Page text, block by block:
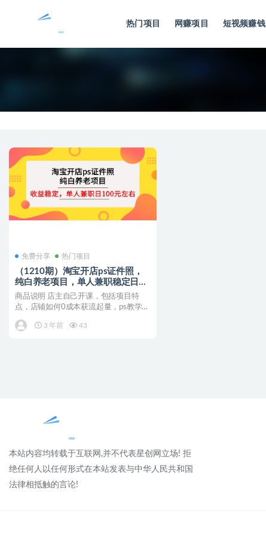
热门项目 网赚项目 短视频赚钱
免费分享 热门项目
（1210期）淘宝开店ps证件照，
纯白养老项目，单人兼职稳定日
100元 (教程+软件+素材)
商品说明 店主自己开课，包括项目特
点，店铺如何0成本获流起量，ps教学课
3 年前
43
本站内容均转载于互联网,并不代表星创网立场! 拒
绝任何人以任何形式在本站发表与中华人民共和国
法律相抵触的言论!